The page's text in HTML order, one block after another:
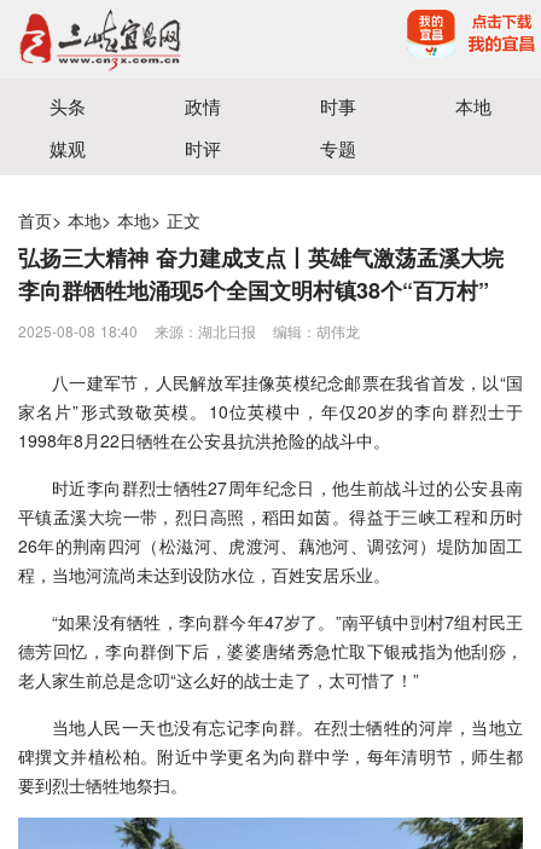
宜昌三峡融媒体中心主办
头条 政情 时事
本地
媒观
时评 专题
首页> 本地> 本地> 正文
弘扬三大精神 奋力建成支点丨英雄气激荡孟溪大垸
李向群牺牲地涌现5个全国文明村镇38个“百万村”
2025-08-08 18:40 来源：​湖北日报 编辑：胡伟龙
八一建军节，人民解放军挂像英模纪念邮票在我省首发，以“国
家名片”形式致敬英模。10位英模中，年仅20岁的李向群烈士于
1998年8月22日牺牲在公安县抗洪抢险的战斗中。
时近李向群烈士牺牲27周年纪念日，他生前战斗过的公安县南
平镇孟溪大垸一带，烈日高照，稻田如茵。得益于三峡工程和历时
26年的荆南四河（松滋河、虎渡河、藕池河、调弦河）堤防加固工
程，当地河流尚未达到设防水位，百姓安居乐业。
“如果没有牺牲，李向群今年47岁了。”南平镇中剅村7组村民王
德芳回忆，李向群倒下后，婆婆唐绪秀急忙取下银戒指为他刮痧，
老人家生前总是念叨“这么好的战士走了，太可惜了！”
当地人民一天也没有忘记李向群。在烈士牺牲的河岸，当地立
碑撰文并植松柏。附近中学更名为向群中学，每年清明节，师生都
要到烈士牺牲地祭扫。